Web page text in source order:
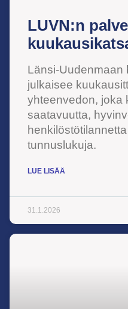
LUVN:n
Länsi-Uudenmaan
julkaisee
yhteenvedon, joka
saatavuutta,
tunnuslukuja. ​
LUE LISÄÄ
31.1.2026